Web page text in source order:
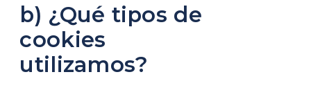
b) ¿Qué tipos de
cookies
utilizamos?